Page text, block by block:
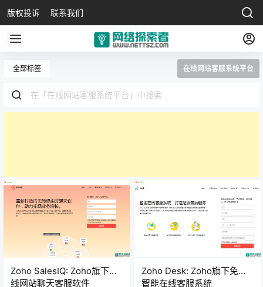
版权投诉 联系我们
全部标签 在线网站客服系统平台
Zoho SalesIQ: Zoho旗下在
线网站聊天客服软件
Zoho Desk: Zoho旗下免费
智能在线客服系统